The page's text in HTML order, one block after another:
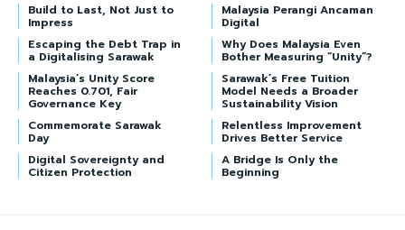
Build to Last, Not Just to
Impress
Malaysia Perangi Ancaman
Digital
Escaping the Debt Trap in
a Digitalising Sarawak
Why Does Malaysia Even
Bother Measuring “Unity”?
Malaysia’s Unity Score
Reaches 0.701, Fair
Governance Key
Sarawak’s Free Tuition
Model Needs a Broader
Sustainability Vision
Commemorate Sarawak
Day
Relentless Improvement
Drives Better Service
Digital Sovereignty and
Citizen Protection
A Bridge Is Only the
Beginning